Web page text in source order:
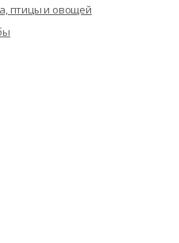
птицы и овощей